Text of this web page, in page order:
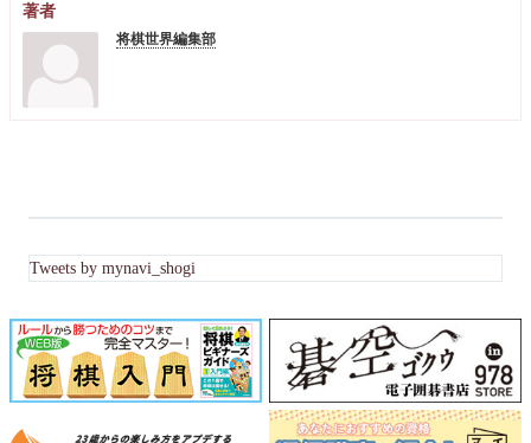
著者
将棋世界編集部
Tweets by mynavi_shogi